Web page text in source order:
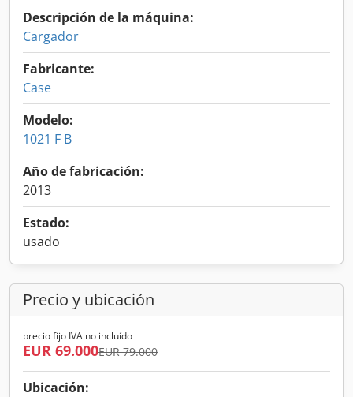
Descripción de la máquina:
Cargador
Fabricante:
Case
Modelo:
1021 F B
Año de fabricación:
2013
Estado:
usado
Precio y ubicación
precio fijo IVA no incluído
EUR 69.000EUR 79.000
Ubicación: